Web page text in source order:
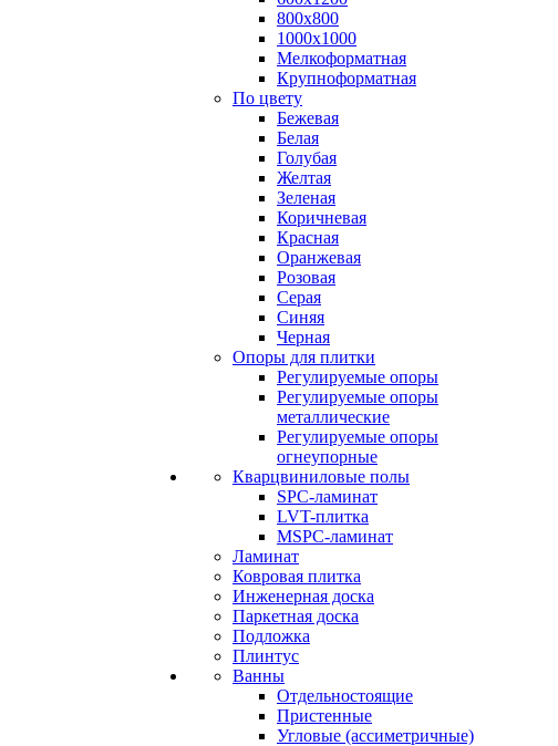
800х800
1000х1000
Мелкоформатная
Крупноформатная
По цвету
Бежевая
Белая
Голубая
Желтая
Зеленая
Коричневая
Красная
Оранжевая
Розовая
Серая
Синяя
Черная
Опоры для плитки
Регулируемые опоры
Регулируемые опоры
металлические
Регулируемые опоры
огнеупорные
Кварцвиниловые полы
SPC-ламинат
LVT-плитка
MSPC-ламинат
Ламинат
Ковровая плитка
Инженерная доска
Паркетная доска
Подложка
Плинтус
Ванны
Отдельностоящие
Пристенные
Угловые (ассиметричные)